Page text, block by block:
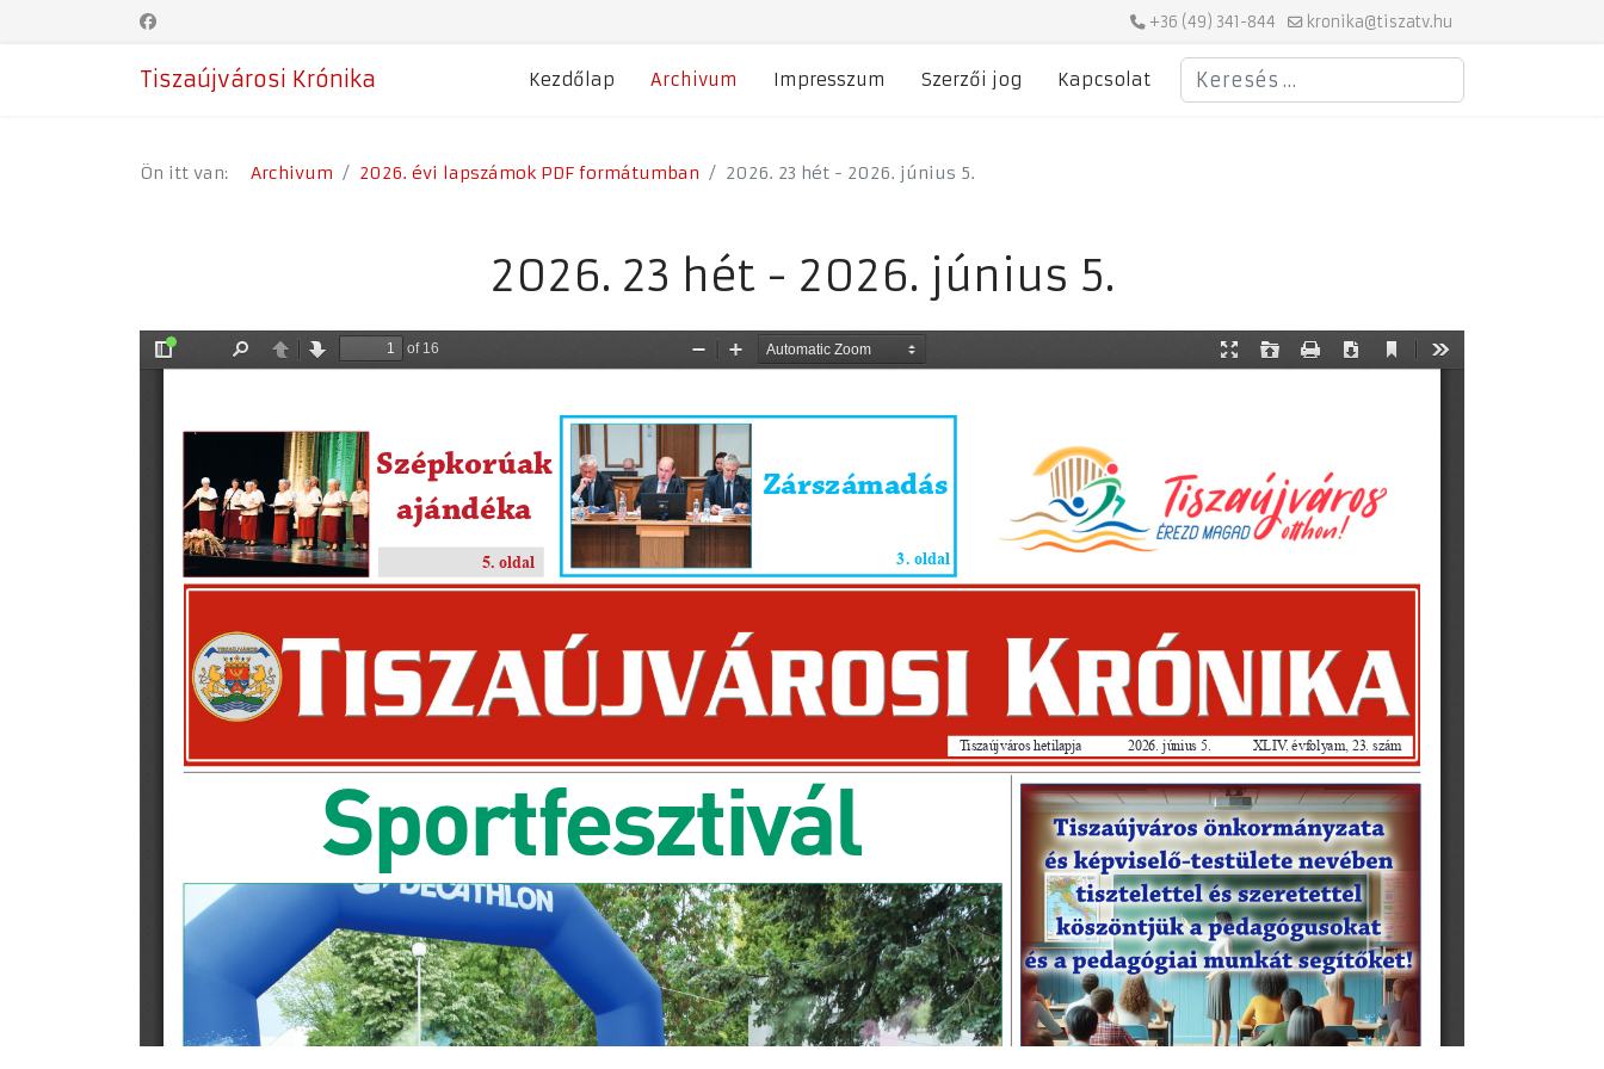
+36 (49) 341-844 kronika@tiszatv.hu
Tiszaújvárosi Krónika Kezdőlap Archivum Impresszum Szerzői jog Kapcsolat
Keresés
Ön itt van: Archivum 2026. évi lapszámok PDF formátumban 2026. 23 hét - 2026. június 5.
2026. 23 hét - 2026. június 5.